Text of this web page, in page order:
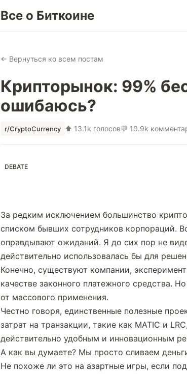
Все о Биткоине
← Вернуться ко всем постам
Крипторынок: 99%
ошибаюсь?
r/CryptoCurrency ⬆ 13.1k голосов💬 10.9k
DEBATE
За редким исключением большинство
списком бывших сотрудников корпораций.
оправдывают ожиданий. Я до сих пор не
действительно использовалась бы для
Конечно, существуют компании,
качестве законного платежного средства.
от массового применения.
Честно говоря, единственные полезные
затрат на транзакции, такие как MATIC и
действительно удобным и инновационным
А как вы думаете? Мы просто сливаем
Не похоже ли это на азартные игры, если